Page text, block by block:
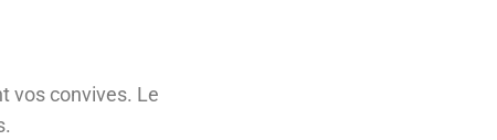
vos convives. Le